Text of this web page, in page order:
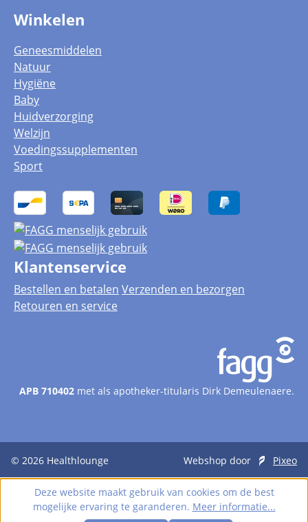
Winkelen
Geneesmiddelen
Natuur
Hygiëne
Baby
Huidverzorging
Welzijn
Voedingssupplementen
Sport
Klantenservice
Bestellen en betalen Verzenden en bezorgen
Retouren en service
APB 710402 met als apotheker-titularis Dirk Demeulenaere.
© 2026 Healthlounge Webshop door Pixeo
Deze website maakt gebruik van cookies om de best
mogelijke ervaring te garanderen. Meer informatie...